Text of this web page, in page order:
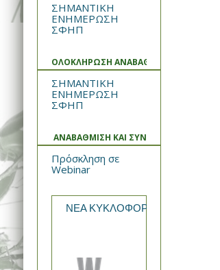
ΣΗΜΑΝΤΙΚΗ
ΕΝΗΜΕΡΩΣΗ
ΣΦΗΠ
ΟΛΟΚΛΗΡΩΣΗ ΑΝΑΒΑΘΜΙΣΗΣ ΚΑΙ
ΣΗΜΑΝΤΙΚΗ
ΕΝΗΜΕΡΩΣΗ
ΣΦΗΠ
ΑΝΑΒΑΘΜΙΣΗ ΚΑΙ ΣΥΝΤΗΡΗΣΗ
Πρόσκληση σε
Webinar
ΝΕΑ ΚΥΚΛΟΦΟΡΙΑ από την WIN